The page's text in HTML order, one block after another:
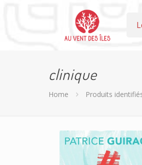
clinique
Home Produits